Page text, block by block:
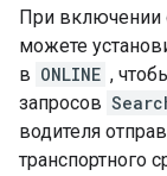
При включении
можете
в ONLINE ,
запросов
водителя
транспортного